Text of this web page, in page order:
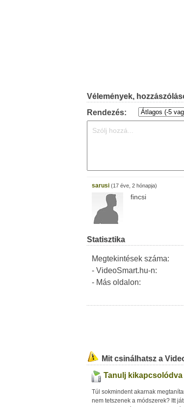
Vélemények,
Rendezés:
sarusi (17 éve, 2 hónapja)
fincsi
Statisztika
Megtekintések száma:
- VideoSmart.hu-n:
- Más oldalon:
Mit csinálhatsz a
Tanulj kikapcsolódva
Túl sokmindent akarnak
nem tetszenek a módszerek? Itt